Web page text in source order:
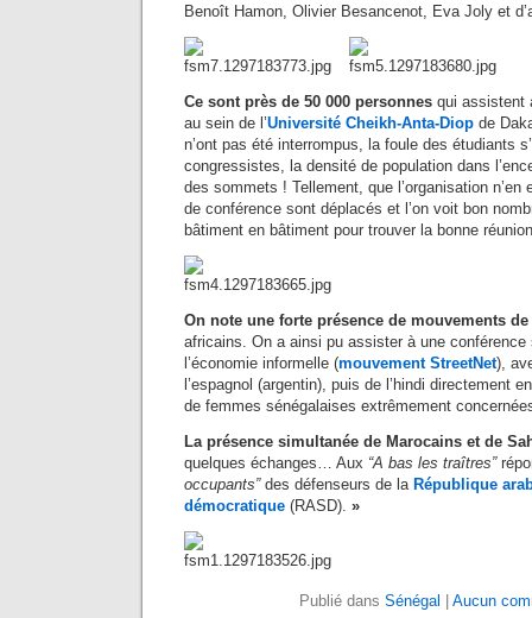
Benoît Hamon, Olivier Besancenot, Eva Joly et
Ce sont près de 50 000 personnes qui assistent
au sein de l’Université Cheikh-Anta-Diop de
n’ont pas été interrompus, la foule des étudiants
congressistes, la densité de population dans
des sommets ! Tellement, que l’organisation
de conférence sont déplacés et l’on voit bon
bâtiment en bâtiment pour trouver la bonne
On note une forte présence de mouvements
africains. On a ainsi pu assister à une conférence
l’économie informelle (mouvement StreetNet),
l’espagnol (argentin), puis de l’hindi directement
de femmes sénégalaises extrêmement
La présence simultanée de Marocains et de
quelques échanges… Aux “A bas les traîtres”
occupants”des défenseurs de la République
démocratique (RASD). »
Publié dans Sénégal | Aucun